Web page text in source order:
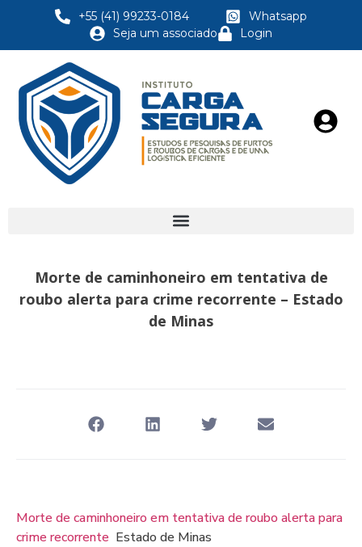
+55 (41) 99233-0184
Whatsapp
Seja um associado
Login
Morte de caminhoneiro em tentativa de
roubo alerta para crime recorrente – Estado
de Minas
Morte de caminhoneiro em tentativa de roubo alerta para
crime recorrente Estado de Minas